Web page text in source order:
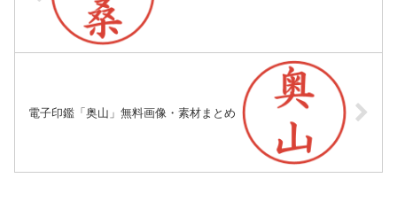
電子印鑑「奥山」無料画像・素材まとめ